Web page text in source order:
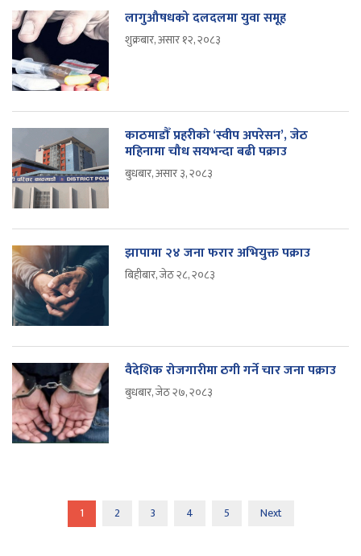
लागुऔषधको दलदलमा युवा समूह
शुक्रबार, असार १२, २०८३
काठमाडौँ प्रहरीको ‘स्वीप अपरेसन’, जेठ
महिनामा चौध सयभन्दा बढी पक्राउ
बुधबार, असार ३, २०८३
झापामा २४ जना फरार अभियुक्त पक्राउ
बिहीबार, जेठ २८, २०८३
वैदेशिक रोजगारीमा ठगी गर्ने चार जना पक्राउ
बुधबार, जेठ २७, २०८३
1 2 3 4 5 Next